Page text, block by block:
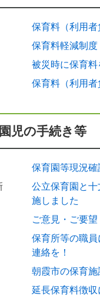
保育料（利用
保育料軽減制度
被災時に保育
保育料（利用者
児の手続き等
保育園等現況確
公立保育園と
施しました
ご意見・ご要
保育所等の職員
連絡を！
朝霞市の保育
延長保育料徴